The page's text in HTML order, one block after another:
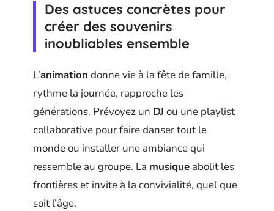
Des astuces concrètes pour
créer des souvenirs
inoubliables ensemble
L’animation donne vie à la fête de famille,
rythme la journée, rapproche les
générations. Prévoyez un DJ ou une playlist
collaborative pour faire danser tout le
monde ou installer une ambiance qui
ressemble au groupe. La musique abolit les
frontières et invite à la convivialité, quel que
soit l’âge.